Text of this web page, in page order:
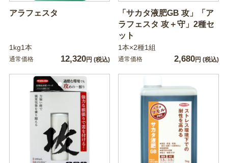
アラフェスタ
1kg1本
通常価格 12,320円 (税込)
「サカタ液肥GB 攻」「ア
ラフェスタ 攻＋守」2種セ
ット
1本×2種1組
通常価格 2,680円 (税込)